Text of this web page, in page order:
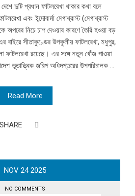
দুটি প্রধান ফাটলরেখা থাকার কথা বলে
এবং ইন্দোবার্মা মেগাথ্রাস্ট (মেগাথ্রাস্ট
নিচে চাপ দেওয়ার কারণে তৈরি হওয়া বড়
বাইরে সীতাকুণ্ডের উপকূলীয় ফাটলরেখা, মধুপুর,
ফাটলরেখা রয়েছে। এর সঙ্গে নতুন খোঁজ পাওয়া
ভূতাত্ত্বিক জরিপ অধিদপ্তরের উপপরিচালক ...
Read More
SHARE
NOV 24 2025
NO COMMENTS